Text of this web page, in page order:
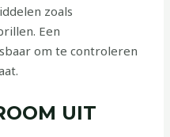
zoals
Een
om te controleren
UIT